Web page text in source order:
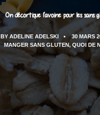
On décortique l’avoine pour les sans
BY ADELINE ADELSKI
30 MARS
MANGER SANS GLUTEN, QUOI DE